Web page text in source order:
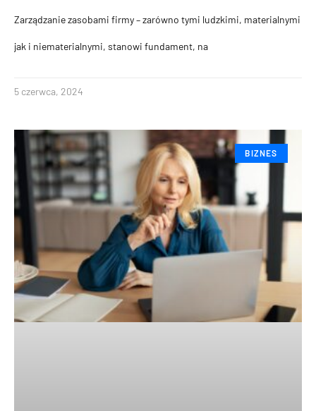
Zarządzanie zasobami firmy – zarówno tymi ludzkimi, materialnymi
jak i niematerialnymi, stanowi fundament, na
5 czerwca, 2024
BIZNES